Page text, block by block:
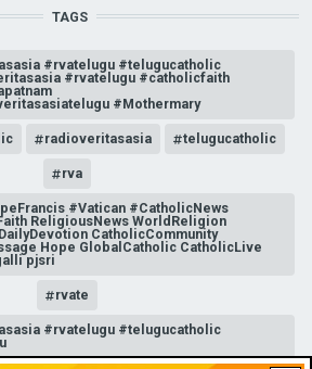
TAGS
#rvatelugu #telugucatholic
#rvatelugu #catholicfaith
#Mothermary
radioveritasasia telugucatholic
rva
#Vatican #CatholicNews
ReligiousNews WorldReligion
CatholicCommunity
Hope GlobalCatholic CatholicLive
pjsri
rvate
#rvatelugu #telugucatholic